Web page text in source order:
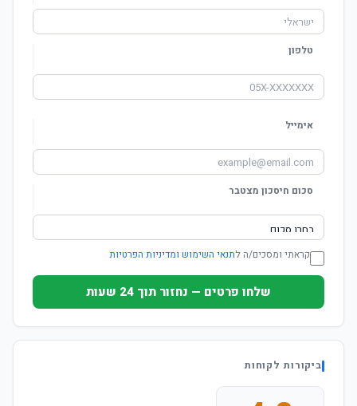
טלפון
אימייל
סכום חיסכון מצטבר
קראתי ומסכים/ה לתנאי השימוש ומדיניות הפרטיות
שלחו פרטים — נחזור תוך 24 שעות
ביקורות לקוחות